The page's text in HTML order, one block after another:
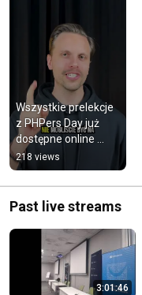
Wszystkie prelekcje
z PHPers Day już
dostępne online
(Tylko 99 zł)! |
Commerce Weavers
218 views
Past live streams
3:01:46